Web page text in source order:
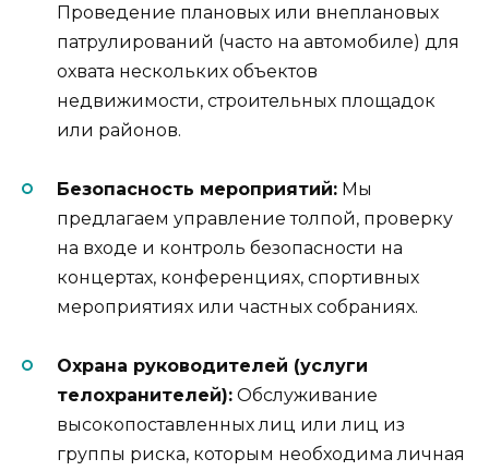
Проведение плановых или внеплановых
патрулирований (часто на автомобиле) для
охвата нескольких объектов
недвижимости, строительных площадок
или районов.
Безопасность мероприятий: Мы
предлагаем управление толпой, проверку
на входе и контроль безопасности на
концертах, конференциях, спортивных
мероприятиях или частных собраниях.
Охрана руководителей (услуги
телохранителей): Обслуживание
высокопоставленных лиц или лиц из
группы риска, которым необходима личная